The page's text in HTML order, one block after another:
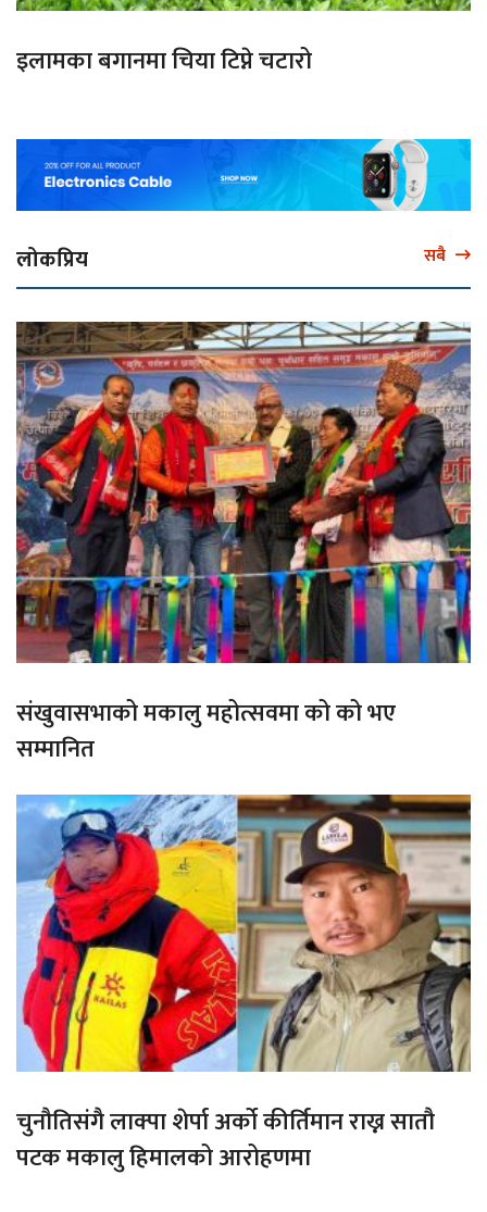
इलामका बगानमा चिया टिप्ने चटारो
लोकप्रिय सबै
संखुवासभाको मकालु महोत्सवमा को को भए
सम्मानित
चुनौतिसंगै लाक्पा शेर्पा अर्को कीर्तिमान राख्न सातौ
पटक मकालु हिमालको आरोहणमा